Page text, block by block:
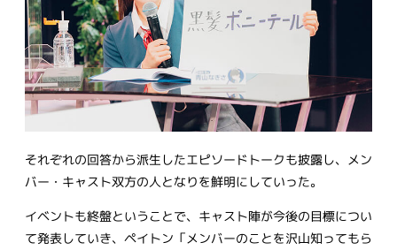
それぞれの回答から派生したエピソードトークも披露し、メン
バー・キャスト双方の人となりを鮮明にしていった。
イベントも終盤ということで、キャスト陣が今後の目標につい
て発表していき、ペイトン「メンバーのことを沢山知ってもら